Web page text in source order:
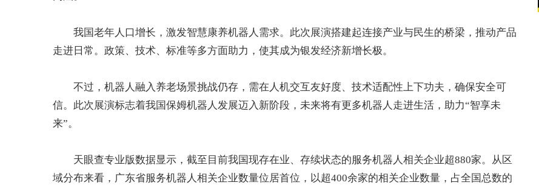
我国老年人口增长，激发智慧康养机器人需求。此次展演搭建起连接产业与民生的桥梁，推动产品
走进日常。政策、技术、标准等多方面助力，使其成为银发经济新增长极。
不过，机器人融入养老场景挑战仍存，需在人机交互友好度、技术适配性上下功夫，确保安全可
信。此次展演标志着我国保姆机器人发展迈入新阶段，未来将有更多机器人走进生活，助力“智享未
来”。
天眼查专业版数据显示，截至目前我国现存在业、存续状态的服务机器人相关企业超880家。从区
域分布来看，广东省服务机器人相关企业数量位居首位，以超400余家的相关企业数量，占全国总数的